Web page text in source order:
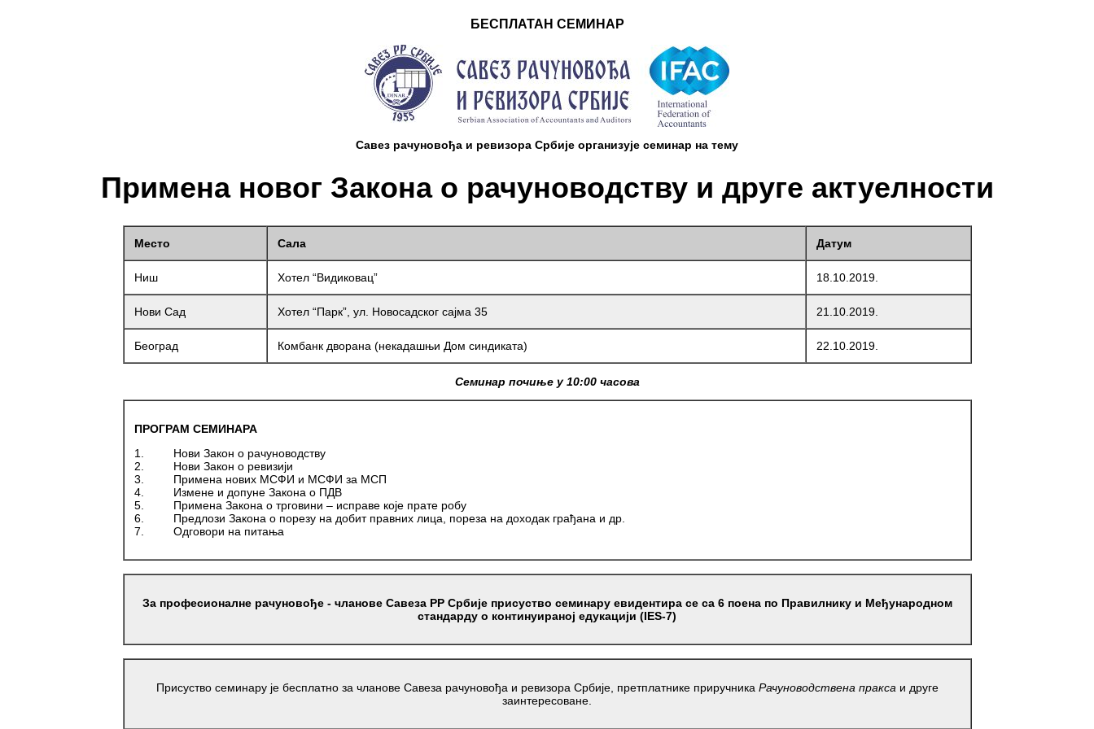
БЕСПЛАТАН СЕМИНАР
Савез рачуновођа и ревизора Србије организујe семинар на тему
Примена новог Закона о рачуноводству и друге актуелности
Место Сала Датум
Ниш Хотел “Видиковац” 18.10.2019.
Нови Сад Хотел “Парк”, ул. Новосадског сајма 35 21.10.2019.
Београд Комбанк дворана (некадашњи Дом синдиката) 22.10.2019.
Семинар почиње у 10:00 часова
ПРОГРАМ СЕМИНАРА
1. Нови Закон о рачуноводству
2. Нови Закон о ревизији
3. Примена нових МСФИ и МСФИ за МСП
4. Измене и допуне Закона о ПДВ
5. Примена Закона о трговини – исправе које прате робу
6. Предлози Закона о порезу на добит правних лица, пореза на доходак грађана и др.
7. Одговори на питања
За професионалне рачуновође - чланове Савеза РР Србије присуство семинару евидентира се са 6 поена по Правилнику и Међународном
стандарду о континуираној едукацији (IES-7)
Присуство семинару је бесплатно за чланове Савеза рачуновођа и ревизора Србије, претплатнике приручника Рачуноводствена пракса и друге
заинтересоване.